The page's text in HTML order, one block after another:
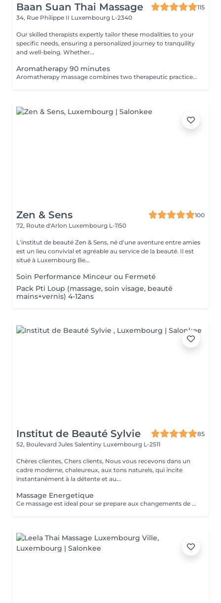
Baan Suan Thai Massage
115
34, Rue Philippe II Luxembourg L-2340
Our skilled therapists expertly tailor these modalities to your
specific needs, ensuring a personalized journey to tranquility
and well-being. Whether...
Aromatherapy 90 minutes
Aromatherapy massage combines two therapeutic practices to create wonderful results. Aromatherapy is an ancient approach that provides a number of health and emotional benefits. Essential oils such as lavender, orange blossom, and peppermint offer unique effects to the senses. Massage uses pressure and touch to offer healing and stress relief by stimulating the lymphatic, circulatory, nervous, and musculoskeletal systems.
Zen & Sens
100
72, Route d'Arlon Luxembourg L-1150
L'institut de beauté Zen & Sens, né d'une aventure entre amies
est un lieu convivial et agréable au service de la beauté. Il est
situé à Luxembourg Be...
Soin Performance Minceur ou Fermeté
Pack Pti Loup (massage, soin visage, beauté
mains+vernis) 4-12ans
Institut de Beauté Sylvie
85
52, Boulevard Jules Salentiny Luxembourg L-2511
Chères clientes, Chers clients, Nous vous recevons dans un
cadre moderne, chaleureux, aux tons naturels, qui incite
instantanément à la détente et au...
Massage Energetique
Ce massage est ideal pour se prepare aux changements de saison ,anti fatigue ,anti stress il vous permet de deposer vos bagages afin et de renouveler vos ernergies pour mieux aborder la saison nouvelle